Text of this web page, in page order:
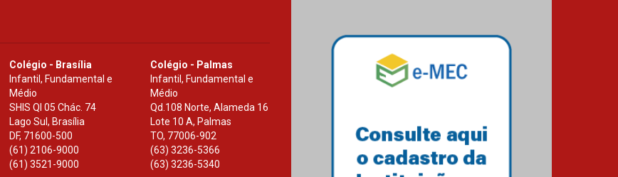
Colégio - Brasília
Infantil, Fundamental e
Médio
SHIS Ql 05 Chác. 74
Lago Sul, Brasília
DF, 71600-500
(61) 2106-9000
(61) 3521-9000
Colégio - Palmas
Infantil, Fundamental e
Médio
Qd.108 Norte, Alameda 16
Lote 10 A, Palmas
TO, 77006-902
(63) 3236-5366
(63) 3236-5340